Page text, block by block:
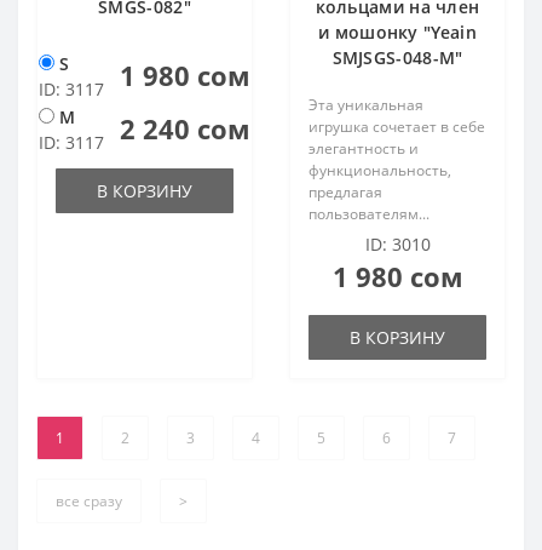
SMGS-082"
S
ID: 3117
1 980 сом
M
ID: 3117
2 240 сом
В КОРЗИНУ
кольцами на член
и мошонку "Yeain
SMJSGS-048-M"
Эта уникальная
игрушка сочетает в себе
элегантность и
функциональность,
предлагая
пользователям...
ID: 3010
1 980 сом
В КОРЗИНУ
1 2 3 4 5 6 7
все сразу >